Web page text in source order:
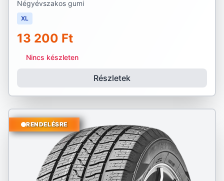
Négyévszakos gumi
XL
13 200 Ft
Nincs készleten
Részletek
RENDELÉSRE